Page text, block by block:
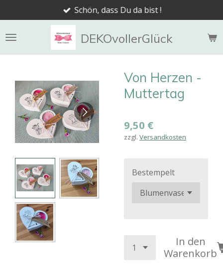
Hauptinhalt
springen
DEKOvollerGlück
Schön, dass Du da bist !
Von Herzen -
Muttertag
9,50 €
zzgl. Versandkosten
Bestempelt
In den
Warenkorb